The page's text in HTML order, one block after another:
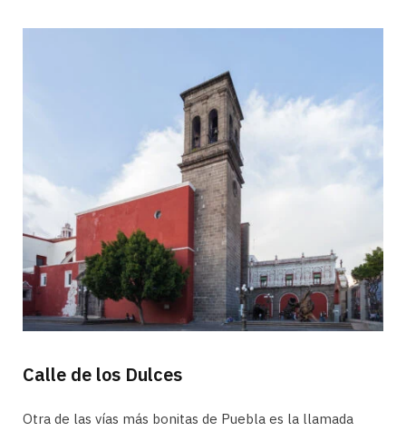
Calle de los Dulces
Otra de las vías más bonitas de Puebla es la llamada